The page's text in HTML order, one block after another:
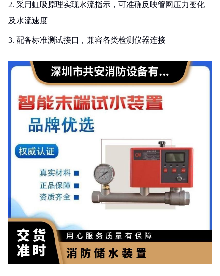
2. 采用虹吸原理实现水流指示，可准确反映管网压力变化
及水流速度
3. 配备标准测试接口，兼容各类检测仪器连接